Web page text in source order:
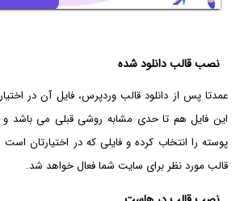
نصب قالب دانلود شده
عمدتا پس از دانلود قالب وردپرس، فایل آن در
این فایل هم تا حدی مشابه روشی قبلی می باشد و
پوسته را انتخاب کرده و فایلی که در اختیارتان
قالب مورد نظر برای سایت شما فعال خواهد شد.